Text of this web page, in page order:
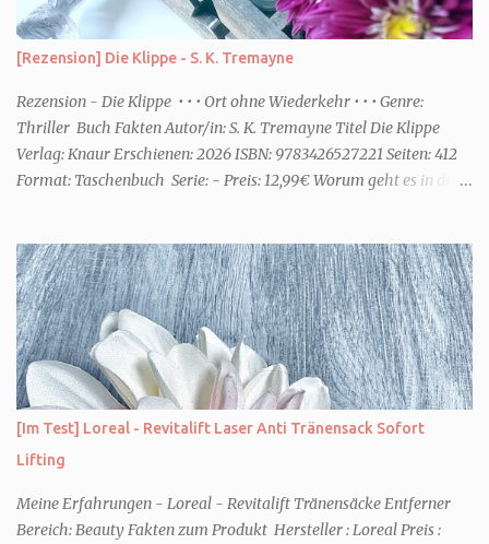
einfach jeden Moment. Dann seid ihr wie ich der Typ Genießer.
Hier empfehle ich tatsächlich Düfte die zur Jahreszeit passen, weil
ihr dann bessere entspannen könnt. Zum Beispiel ein Duschgel mit
einem frisch-fruchtigen Duft, wie die Kneipp Aroma-Pflegedusche
“ Sommer Flirt ...
[Rezension] Die Klippe - S. K. Tremayne
Rezension - Die Klippe • • • Ort ohne Wiederkehr • • • Genre:
Thriller Buch Fakten Autor/in: S. K. Tremayne Titel Die Klippe
Verlag: Knaur Erschienen: 2026 ISBN: 9783426527221 Seiten: 412
Format: Taschenbuch Serie: - Preis: 12,99€ Worum geht es in dem
was wirklich passierte, denn beide Kinder beschuldigen sich
gegenseitig. Sie zieht in das Haus und muss schon bald erkennen,
dass viel mehr dahintersteckt. Meine Leseeindrücke Die Klippe -
ist ein Thriller, bei dem ich mich direkt fragte: Gehen den Verlagen
die Titel aus? Erst vor wenigen Wochen las ich einen anderen
Thriller mit dem gleichen Titel. Tatsächlich sind sie sehr
unterschiedlich, haben aber noch eine Gemeinsamkeit. Sie haben
mich leider nicht überzeu...
[Im Test] Loreal - Revitalift Laser Anti Tränensack Sofort
Lifting
Meine Erfahrungen - Loreal - Revitalift Tränensäcke Entferner
Bereich: Beauty Fakten zum Produkt Hersteller : Loreal Preis :